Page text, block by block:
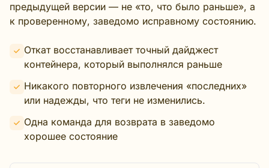
предыдущей версии — не «то, что было раньше», а
к проверенному, заведомо исправному состоянию.
Откат восстанавливает точный дайджест
контейнера, который выполнялся раньше
Никакого повторного извлечения «последних»
или надежды, что теги не изменились.
Одна команда для возврата в заведомо
хорошее состояние